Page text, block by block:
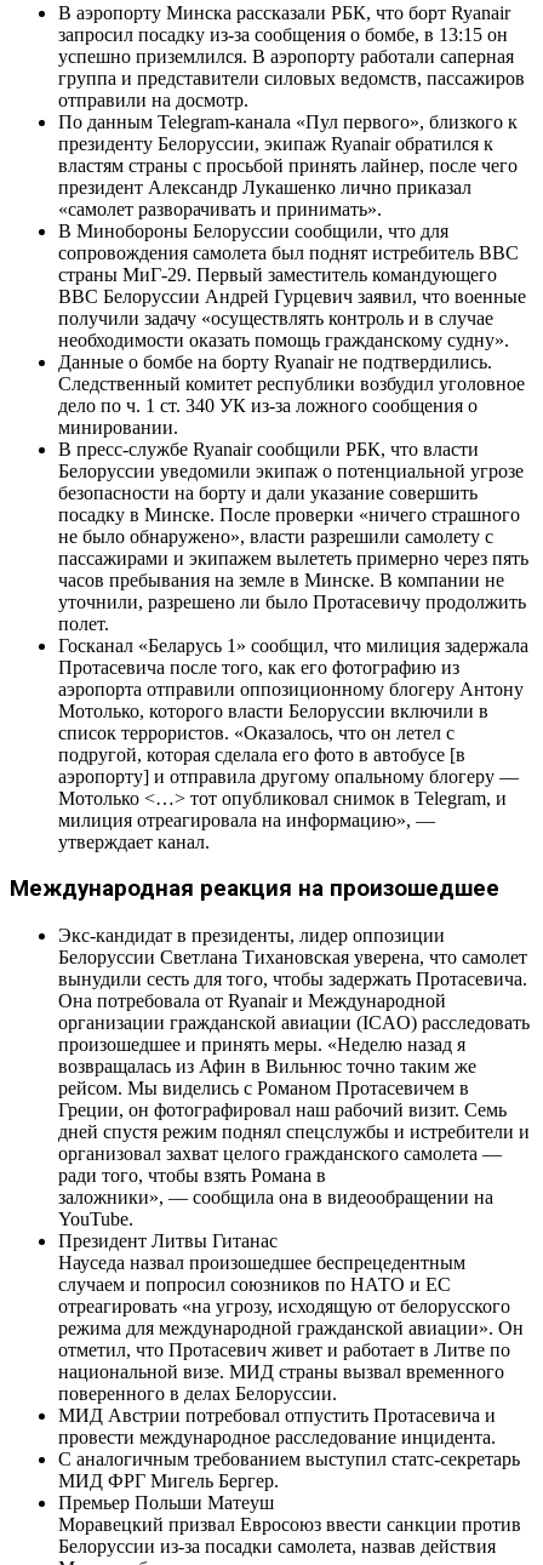
В аэропорту Минска рассказали РБК, что борт Ryanair
запросил посадку из-за сообщения о бомбе, в 13:15 он
успешно приземлился. В аэропорту работали саперная
группа и представители силовых ведомств, пассажиров
отправили на досмотр.
По данным Telegram-канала «Пул первого», близкого к
президенту Белоруссии, экипаж Ryanair обратился к
властям страны с просьбой принять лайнер, после чего
президент Александр Лукашенко лично приказал
«самолет разворачивать и принимать».
В Минобороны Белоруссии сообщили, что для
сопровождения самолета был поднят истребитель ВВС
страны МиГ-29. Первый заместитель командующего
ВВС Белоруссии Андрей Гурцевич заявил, что военные
получили задачу «осуществлять контроль и в случае
необходимости оказать помощь гражданскому судну».
Данные о бомбе на борту Ryanair не подтвердились.
Следственный комитет республики возбудил уголовное
дело по ч. 1 ст. 340 УК из-за ложного сообщения о
минировании.
В пресс-службе Ryanair сообщили РБК, что власти
Белоруссии уведомили экипаж о потенциальной угрозе
безопасности на борту и дали указание совершить
посадку в Минске. После проверки «ничего страшного
не было обнаружено», власти разрешили самолету с
пассажирами и экипажем вылететь примерно через пять
часов пребывания на земле в Минске. В компании не
уточнили, разрешено ли было Протасевичу продолжить
полет.
Госканал «Беларусь 1» сообщил, что милиция задержала
Протасевича после того, как его фотографию из
аэропорта отправили оппозиционному блогеру Антону
Мотолько, которого власти Белоруссии включили в
список террористов. «Оказалось, что он летел с
подругой, которая сделала его фото в автобусе [в
аэропорту] и отправила другому опальному блогеру —
Мотолько <…> тот опубликовал снимок в Telegram, и
милиция отреагировала на информацию», —
утверждает канал.
Международная реакция на произошедшее
Экс-кандидат в президенты, лидер оппозиции
Белоруссии Светлана Тихановская уверена, что самолет
вынудили сесть для того, чтобы задержать Протасевича.
Она потребовала от Ryanair и Международной
организации гражданской авиации (ICAO) расследовать
произошедшее и принять меры. «Неделю назад я
возвращалась из Афин в Вильнюс точно таким же
рейсом. Мы виделись с Романом Протасевичем в
Греции, он фотографировал наш рабочий визит. Семь
дней спустя режим поднял спецслужбы и истребители и
организовал захват целого гражданского самолета —
ради того, чтобы взять Романа в
заложники», — сообщила она в видеообращении на
YouTube.
Президент Литвы Гитанас
Науседа назвал произошедшее беспрецедентным
случаем и попросил союзников по НАТО и ЕС
отреагировать «на угрозу, исходящую от белорусского
режима для международной гражданской авиации». Он
отметил, что Протасевич живет и работает в Литве по
национальной визе. МИД страны вызвал временного
поверенного в делах Белоруссии.
МИД Австрии потребовал отпустить Протасевича и
провести международное расследование инцидента.
С аналогичным требованием выступил статс-секретарь
МИД ФРГ Мигель Бергер.
Премьер Польши Матеуш
Моравецкий призвал Евросоюз ввести санкции против
Белоруссии из-за посадки самолета, назвав действия